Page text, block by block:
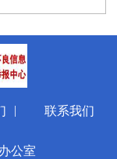
| 联系我们
公室